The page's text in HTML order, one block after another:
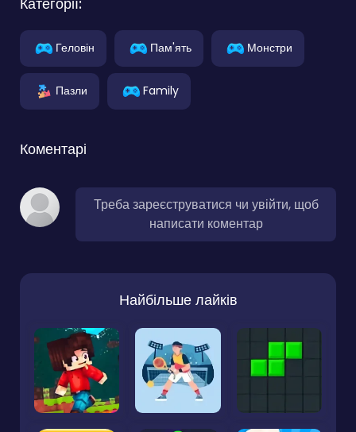
Геловін Пам'ять Монстри
Пазли Family
Коментарі
Треба зареєструватися чи увійти, щоб
написати коментар
Найбільше лайків